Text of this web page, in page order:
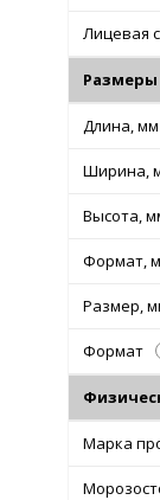
Лицевая
Размеры
Длина, мм
Ширина,
Высота,
Формат,
Размер,
Формат
Марка